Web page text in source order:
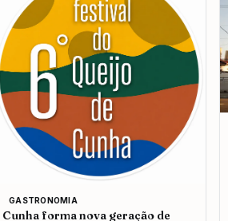
GASTRONOMIA
Cunha forma nova geração de